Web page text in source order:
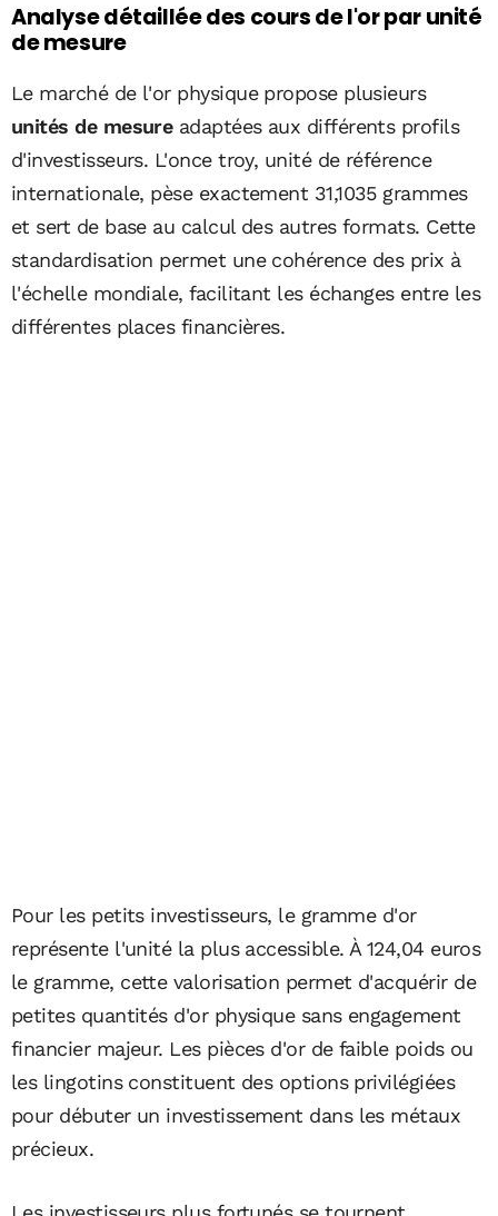
Analyse détaillée des cours de l'or par unité
de mesure
Le marché de l'or physique propose plusieurs
unités de mesureadaptées aux différents profils
d'investisseurs. L'once troy, unité de référence
internationale, pèse exactement 31,1035 grammes
et sert de base au calcul des autres formats. Cette
standardisation permet une cohérence des prix à
l'échelle mondiale, facilitant les échanges entre les
différentes places financières.
Pour les petits investisseurs, le gramme d'or
représente l'unité la plus accessible. À 124,04 euros
le gramme, cette valorisation permet d'acquérir de
petites quantités d'or physique sans engagement
financier majeur. Les pièces d'or de faible poids ou
les lingotins constituent des options privilégiées
pour débuter un investissement dans les métaux
précieux.